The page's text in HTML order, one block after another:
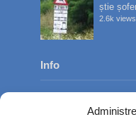
știe
2.6k views
Info